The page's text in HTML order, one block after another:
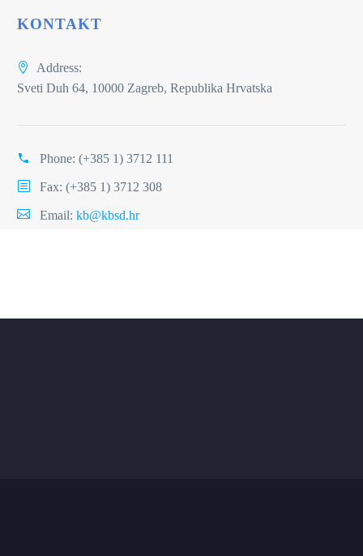
KONTAKT
Address:
Sveti Duh 64, 10000 Zagreb, Republika Hrvatska
Phone: (+385 1) 3712 111
Fax: (+385 1) 3712 308
Email: kb@kbsd.hr